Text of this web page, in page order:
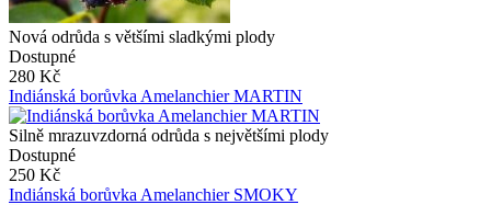
Nová odrůda s většími sladkými plody
Dostupné
280 Kč
Indiánská borůvka Amelanchier MARTIN
Silně mrazuvzdorná odrůda s největšími plody
Dostupné
250 Kč
Indiánská borůvka Amelanchier SMOKY